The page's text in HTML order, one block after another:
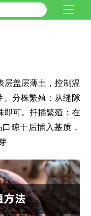
层盖层薄土，控制温
分株繁殖：从缝隙
即可。扦插繁殖：在
晾干后插入基质，